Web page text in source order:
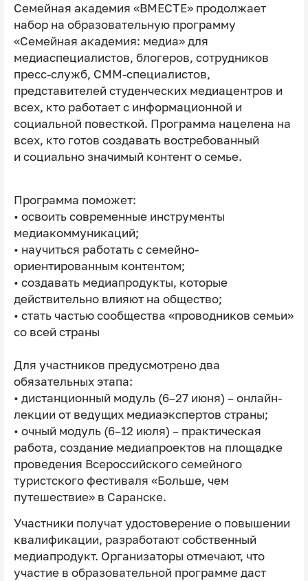
Семейная академия «ВМЕСТЕ» продолжает
набор на образовательную программу
«Семейная академия: медиа» для
медиаспециалистов, блогеров, сотрудников
пресс-служб, СММ-специалистов,
представителей студенческих медиацентров и
всех, кто работает с информационной и
социальной повесткой. Программа нацелена на
всех, кто готов создавать востребованный
и социально значимый контент о семье.
Программа поможет:
• освоить современные инструменты
медиакоммуникаций;
• научиться работать с семейно-
ориентированным контентом;
• создавать медиапродукты, которые
действительно влияют на общество;
• стать частью сообщества «проводников семьи»
со всей страны
Для участников предусмотрено два
обязательных этапа:
• дистанционный модуль (6–27 июня) – онлайн-
лекции от ведущих медиаэкспертов страны;
• очный модуль (6–12 июля) – практическая
работа, создание медиапроектов на площадке
проведения Всероссийского семейного
туристского фестиваля «Больше, чем
путешествие» в Саранске.
Участники получат удостоверение о повышении
квалификации, разработают собственный
медиапродукт. Организаторы отмечают, что
участие в образовательной программе даст